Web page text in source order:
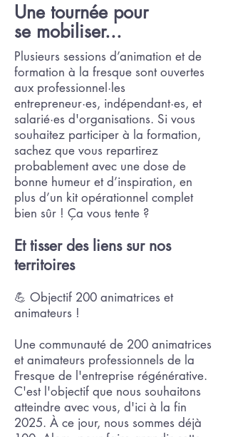
Une tournée pour
se mobiliser...
Plusieurs sessions d’animation et de
formation à la fresque sont ouvertes
aux professionnel·les
entrepreneur·es, indépendant·es, et
salarié·es d'organisations. Si vous
souhaitez participer à la formation,
sachez que vous repartirez
probablement avec une dose de
bonne humeur et d’inspiration, en
plus d’un kit opérationnel complet
bien sûr ! Ça vous tente ?
Et tisser des liens sur nos
territoires
💪 Objectif 200 animatrices et
animateurs !
Une communauté de 200 animatrices
et animateurs professionnels de la
Fresque de l'entreprise régénérative.
C'est l'objectif que nous souhaitons
atteindre avec vous, d'ici à la fin
2025. À ce jour, nous sommes déjà